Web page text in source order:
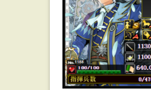
島
有
織】
3
倍